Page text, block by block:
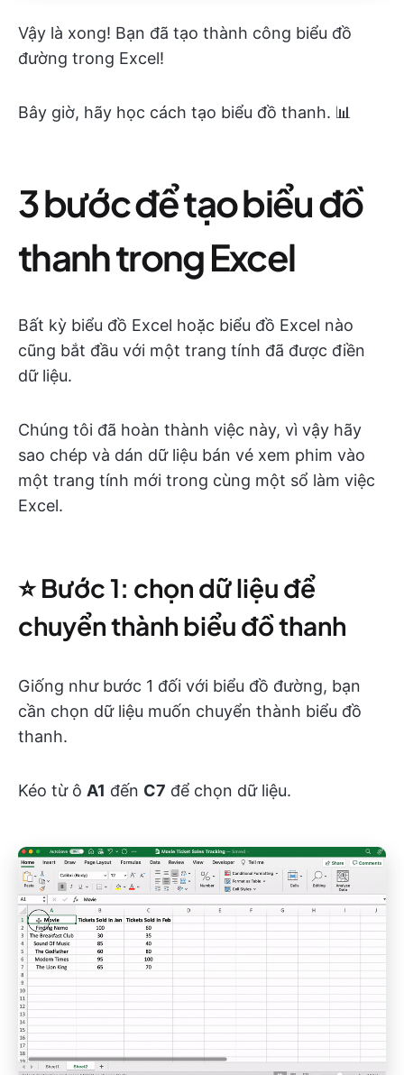
Vậy là xong! Bạn đã tạo thành công biểu đồ
đường trong Excel!
Bây giờ, hãy học cách tạo biểu đồ thanh. 📊
3 bước để tạo biểu đồ
thanh trong Excel
Bất kỳ biểu đồ Excel hoặc biểu đồ Excel nào
cũng bắt đầu với một trang tính đã được điền
dữ liệu.
Chúng tôi đã hoàn thành việc này, vì vậy hãy
sao chép và dán dữ liệu bán vé xem phim vào
một trang tính mới trong cùng một sổ làm việc
Excel.
⭐️ Bước 1: chọn dữ liệu để
chuyển thành biểu đồ thanh
Giống như bước 1 đối với biểu đồ đường, bạn
cần chọn dữ liệu muốn chuyển thành biểu đồ
thanh.
Kéo từ ô A1 đến C7 để chọn dữ liệu.